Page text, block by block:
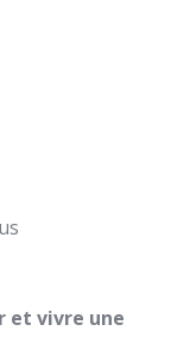
et vivre une